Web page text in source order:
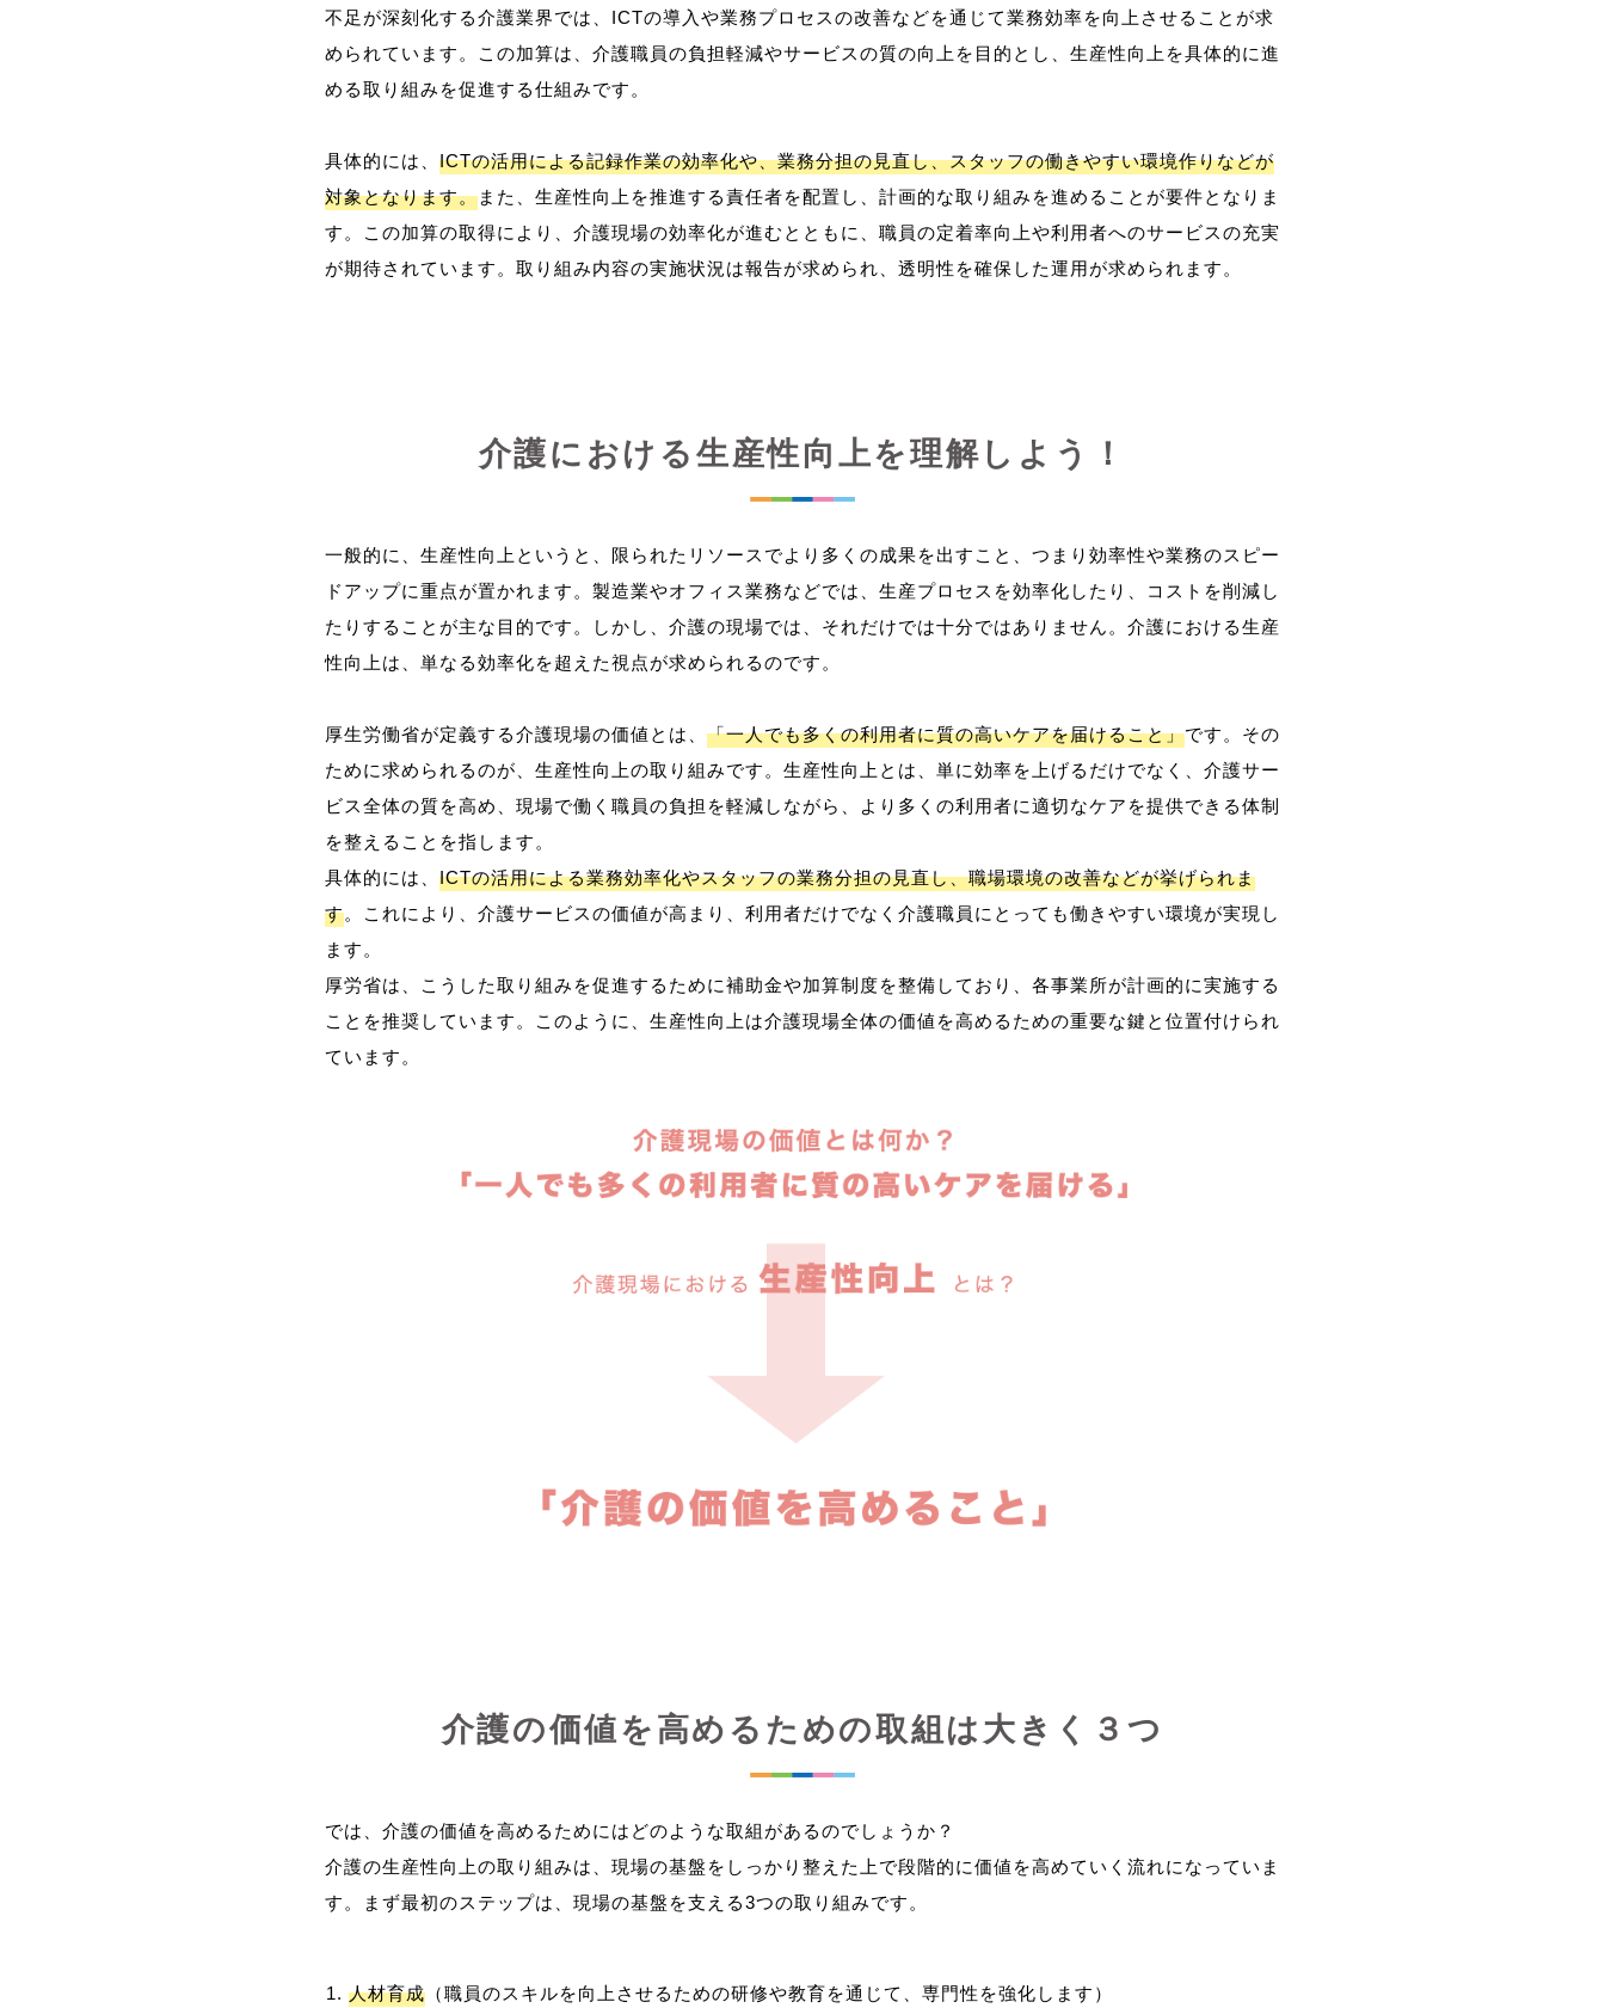
不足が深刻化する介護業界では、ICTの導入や業務プロセスの改善などを通じて業務効率を向上させることが求
められています。この加算は、介護職員の負担軽減やサービスの質の向上を目的とし、生産性向上を具体的に進
める取り組みを促進する仕組みです。
具体的には、 ICTの活用による記録作業の効率化や、業務分担の見直し、スタッフの働きやすい環境作りなどが
対象となります。また、生産性向上を推進する責任者を配置し、計画的な取り組みを進めることが要件となりま
す。この加算の取得により、介護現場の効率化が進むとともに、職員の定着率向上や利用者へのサービスの充実
介護における生産性向上を理解しよう！
一般的に、生産性向上というと、限られたリソースでより多くの成果を出すこと、つまり効率性や業務のスピー
ドアップに重点が置かれます。製造業やオフィス業務などでは、生産プロセスを効率化したり、コストを削減し
たりすることが主な目的です。しかし、介護の現場では、それだけでは十分ではありません。介護における生産
性向上は、単なる効率化を超えた視点が求められるのです。
厚生労働省が定義する介護現場の価値とは、 「一人でも多くの利用者に質の高いケアを届けること」です。その
ために求められるのが、生産性向上の取り組みです。生産性向上とは、単に効率を上げるだけでなく、介護サー
ビス全体の質を高め、現場で働く職員の負担を軽減しながら、より多くの利用者に適切なケアを提供できる体制
を整えることを指します。
具体的には、 ICTの活用による業務効率化やスタッフの業務分担の見直し、職場環境の改善などが挙げられま
す。これにより、介護サービスの価値が高まり、利用者だけでなく介護職員にとっても働きやすい環境が実現し
ます。
厚労省は、こうした取り組みを促進するために補助金や加算制度を整備しており、各事業所が計画的に実施する
ことを推奨しています。このように、生産性向上は介護現場全体の価値を高めるための重要な鍵と位置付けられ
介護の価値を高めるための取組は大きく３つ
では、介護の価値を高めるためにはどのような取組があるのでしょうか？
介護の生産性向上の取り組みは、現場の基盤をしっかり整えた上で段階的に価値を高めていく流れになっていま
人材育成 （職員のスキルを向上させるための研修や教育を通じて、専門性を強化します）